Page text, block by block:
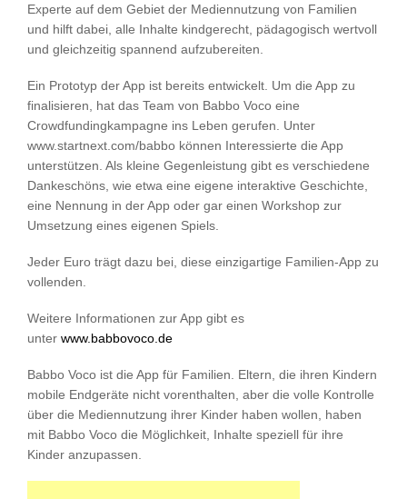
Experte auf dem Gebiet der Mediennutzung von Familien
und hilft dabei, alle Inhalte kindgerecht, pädagogisch wertvoll
und gleichzeitig spannend aufzubereiten.
Ein Prototyp der App ist bereits entwickelt. Um die App zu
finalisieren, hat das Team von Babbo Voco eine
Crowdfundingkampagne ins Leben gerufen. Unter
www.startnext.com/babbo können Interessierte die App
unterstützen. Als kleine Gegenleistung gibt es verschiedene
Dankeschöns, wie etwa eine eigene interaktive Geschichte,
eine Nennung in der App oder gar einen Workshop zur
Umsetzung eines eigenen Spiels.
Jeder Euro trägt dazu bei, diese einzigartige Familien-App zu
vollenden.
Weitere Informationen zur App gibt es
unter www.babbovoco.de
Babbo Voco ist die App für Familien. Eltern, die ihren Kindern
mobile Endgeräte nicht vorenthalten, aber die volle Kontrolle
über die Mediennutzung ihrer Kinder haben wollen, haben
mit Babbo Voco die Möglichkeit, Inhalte speziell für ihre
Kinder anzupassen.